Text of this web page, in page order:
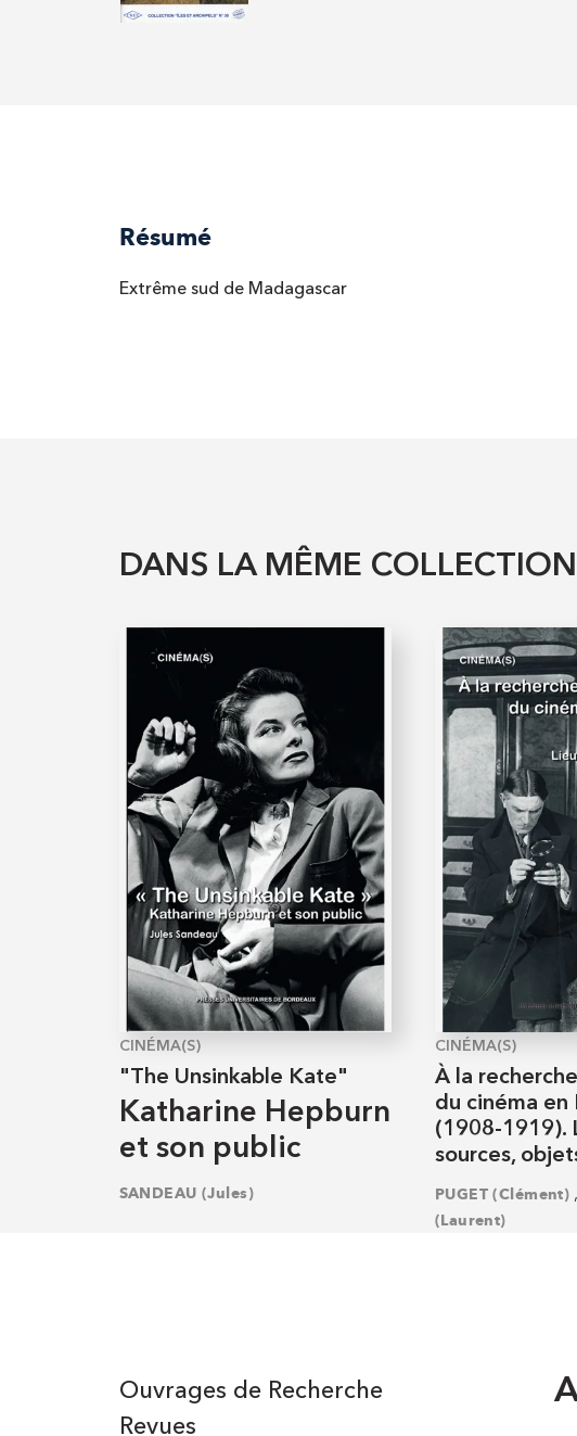
Résumé
Extrême sud de Madagascar
DANS LA MÊME COLLECTION
CINÉMA(S)
"The Unsinkable Kate"
Katharine Hepburn
et son public
SANDEAU (Jules)
CINÉMA(S)
À la
du cinéma en
(1908-1919).
sources,
PUGET (Clément)
(Laurent)
Ouvrages de Recherche
Revues